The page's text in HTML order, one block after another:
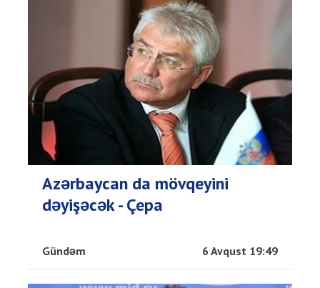
Azərbaycan da mövqeyini
dəyişəcək - Çepa
Gündəm 6 Avqust 19:49